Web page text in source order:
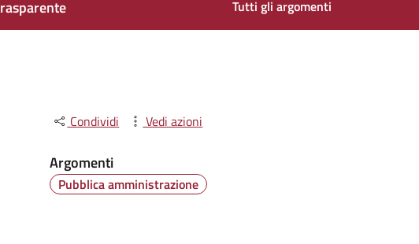
Tutti gli argomenti
Condividi Vedi azioni
Argomenti
Pubblica amministrazione